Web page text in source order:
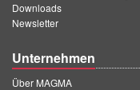
Downloads
Newsletter
Unternehmen
Über MAGMA